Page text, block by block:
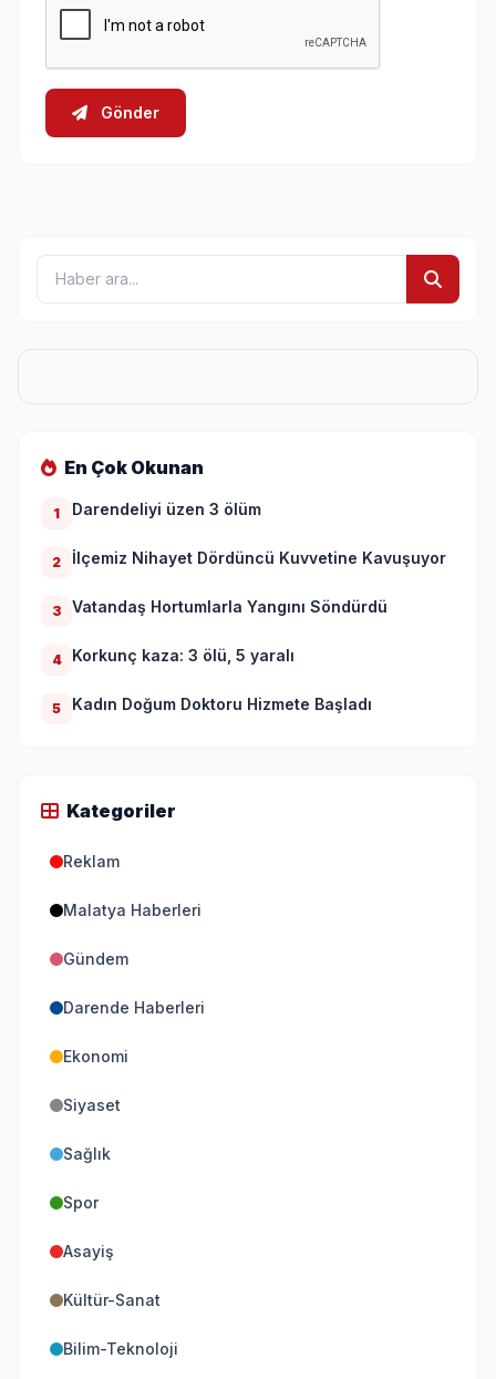
Gönder
En Çok Okunan
1 Darendeliyi üzen 3 ölüm
2 İlçemiz Nihayet Dördüncü Kuvvetine Kavuşuyor
3 Vatandaş Hortumlarla Yangını Söndürdü
4 Korkunç kaza: 3 ölü, 5 yaralı
5 Kadın Doğum Doktoru Hizmete Başladı
Kategoriler
Reklam
Malatya Haberleri
Gündem
Darende Haberleri
Ekonomi
Siyaset
Sağlık
Spor
Asayiş
Kültür-Sanat
Bilim-Teknoloji